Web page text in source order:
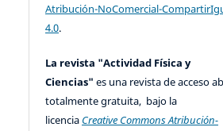
Atribución-NoComercial-
4.0.
La revista "Actividad Física y
Ciencias"es una revista de acceso
totalmente gratuita, bajo la
licencia Creative Commons Atribución-